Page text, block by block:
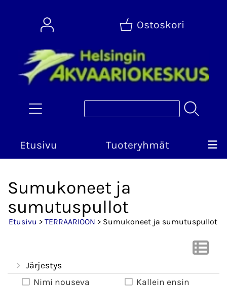
Ostoskori
Etusivu Tuoteryhmät
Sumukoneet ja
sumutuspullot
Etusivu > TERRAARIOON > Sumukoneet ja sumutuspullot
Järjestys
Nimi nouseva
Kallein ensin